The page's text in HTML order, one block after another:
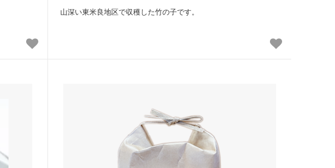
山深い東米良地区で収穫した竹の子です。